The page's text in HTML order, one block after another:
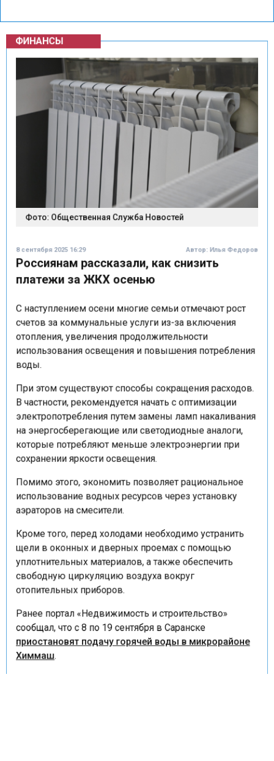
ФИНАНСЫ
Фото: Общественная Служба Новостей
Россиянам рассказали, как снизить
платежи за ЖКХ осенью
С наступлением осени многие семьи отмечают рост
счетов за коммунальные услуги из-за включения
отопления, увеличения продолжительности
использования освещения и повышения потребления
воды.
При этом существуют способы сокращения расходов.
В частности, рекомендуется начать с оптимизации
электропотребления путем замены ламп накаливания
на энергосберегающие или светодиодные аналоги,
которые потребляют меньше электроэнергии при
сохранении яркости освещения.
Помимо этого, экономить позволяет рациональное
использование водных ресурсов через установку
аэраторов на смесители.
Кроме того, перед холодами необходимо устранить
щели в оконных и дверных проемах с помощью
уплотнительных материалов, а также обеспечить
свободную циркуляцию воздуха вокруг
отопительных приборов.
Ранее портал «Недвижимость и строительство»
сообщал, что с 8 по 19 сентября в Саранске
приостановят подачу горячей воды в микрорайоне